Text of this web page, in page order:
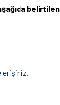
belirtilen
erişiniz.